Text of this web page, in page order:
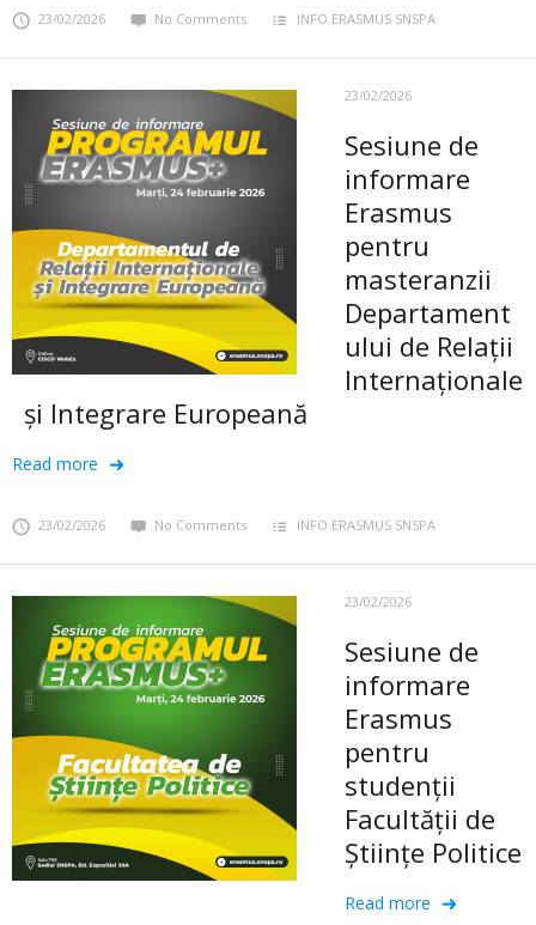
23/02/2026 No Comments INFO ERASMUS SNSPA
23/02/2026
Sesiune de
informare
Erasmus
pentru
masteranzii
Departament
ului de Relații
Internaționale
și Integrare Europeană
Read more
23/02/2026 No Comments INFO ERASMUS SNSPA
23/02/2026
Sesiune de
informare
Erasmus
pentru
studenții
Facultății de
Științe Politice
Read more